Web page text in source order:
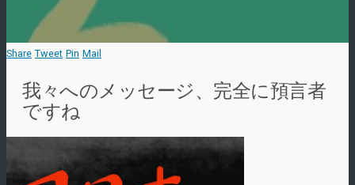
Share Tweet Pin Mail
我々へのメッセージ、完全に預言者
ですね